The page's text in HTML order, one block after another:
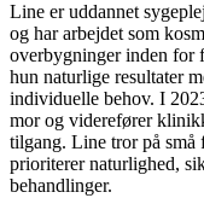
Line er uddannet
og har arbejdet som
overbygninger inden for
hun naturlige resultater
individuelle behov. I
mor og viderefører
tilgang. Line tror på små
prioriterer naturlighed,
behandlinger.